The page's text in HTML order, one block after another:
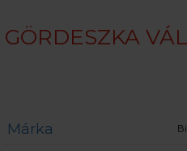
GÖRDESZKA
Márka